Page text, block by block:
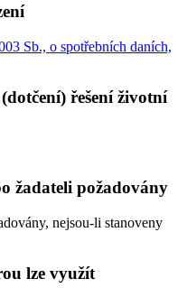
Sb., o spotřebních daních,
řešení životní
žadateli požadovány
nejsou-li stanoveny
lze využít